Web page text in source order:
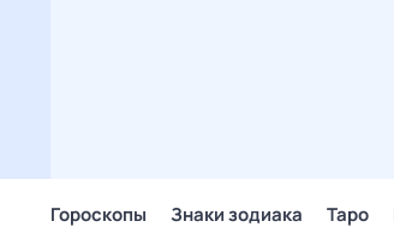
Гороскопы Знаки зодиака Таро